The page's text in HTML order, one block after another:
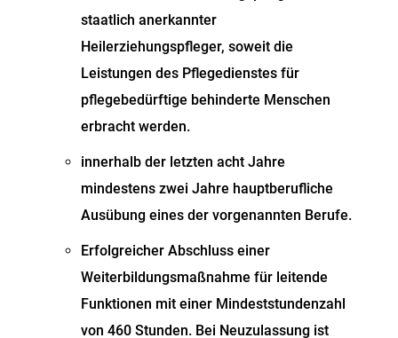
staatlich anerkannter
Heilerziehungspfleger, soweit die
Leistungen des Pflegedienstes für
pflegebedürftige behinderte Menschen
erbracht werden.
innerhalb der letzten acht Jahre
mindestens zwei Jahre hauptberufliche
Ausübung eines der vorgenannten Berufe.
Erfolgreicher Abschluss einer
Weiterbildungsmaßnahme für leitende
Funktionen mit einer Mindeststundenzahl
von 460 Stunden. Bei Neuzulassung ist